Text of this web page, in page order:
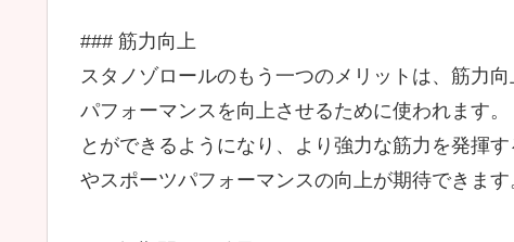
### 筋力向上
スタノゾロールのもう一つのメリットは、筋力
パフォーマンスを向上させるために使われます
とができるようになり、より強力な筋力を発揮
やスポーツパフォーマンスの向上が期待できます